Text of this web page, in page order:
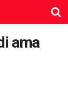
ama